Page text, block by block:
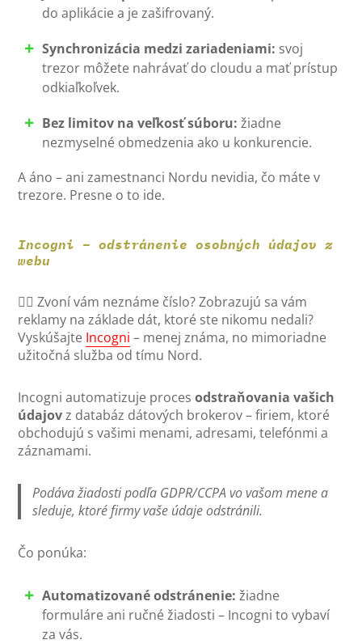
do aplikácie a je zašifrovaný.
Synchronizácia medzi zariadeniami: svoj
trezor môžete nahrávať do cloudu a mať prístup
odkiaľkoľvek.
Bez limitov na veľkosť súboru: žiadne
nezmyselné obmedzenia ako u konkurencie.
A áno – ani zamestnanci Nordu nevidia, čo máte v
trezore. Presne o to ide.
Incogni – odstránenie osobných údajov z
webu
🕵️‍♀️ Zvoní vám neznáme číslo? Zobrazujú sa vám
reklamy na základe dát, ktoré ste nikomu nedali?
Vyskúšajte Incogni – menej známa, no mimoriadne
užitočná služba od tímu Nord.
Incogni automatizuje procesodstraňovania vašich
údajovz databáz dátových brokerov – firiem, ktoré
obchodujú s vašimi menami, adresami, telefónmi a
záznamami.
Podáva žiadosti podľa GDPR/CCPA vo vašom mene a
sleduje, ktoré firmy vaše údaje odstránili.
Čo ponúka:
Automatizované odstránenie: žiadne
formuláre ani ručné žiadosti – Incogni to vybaví
za vás.